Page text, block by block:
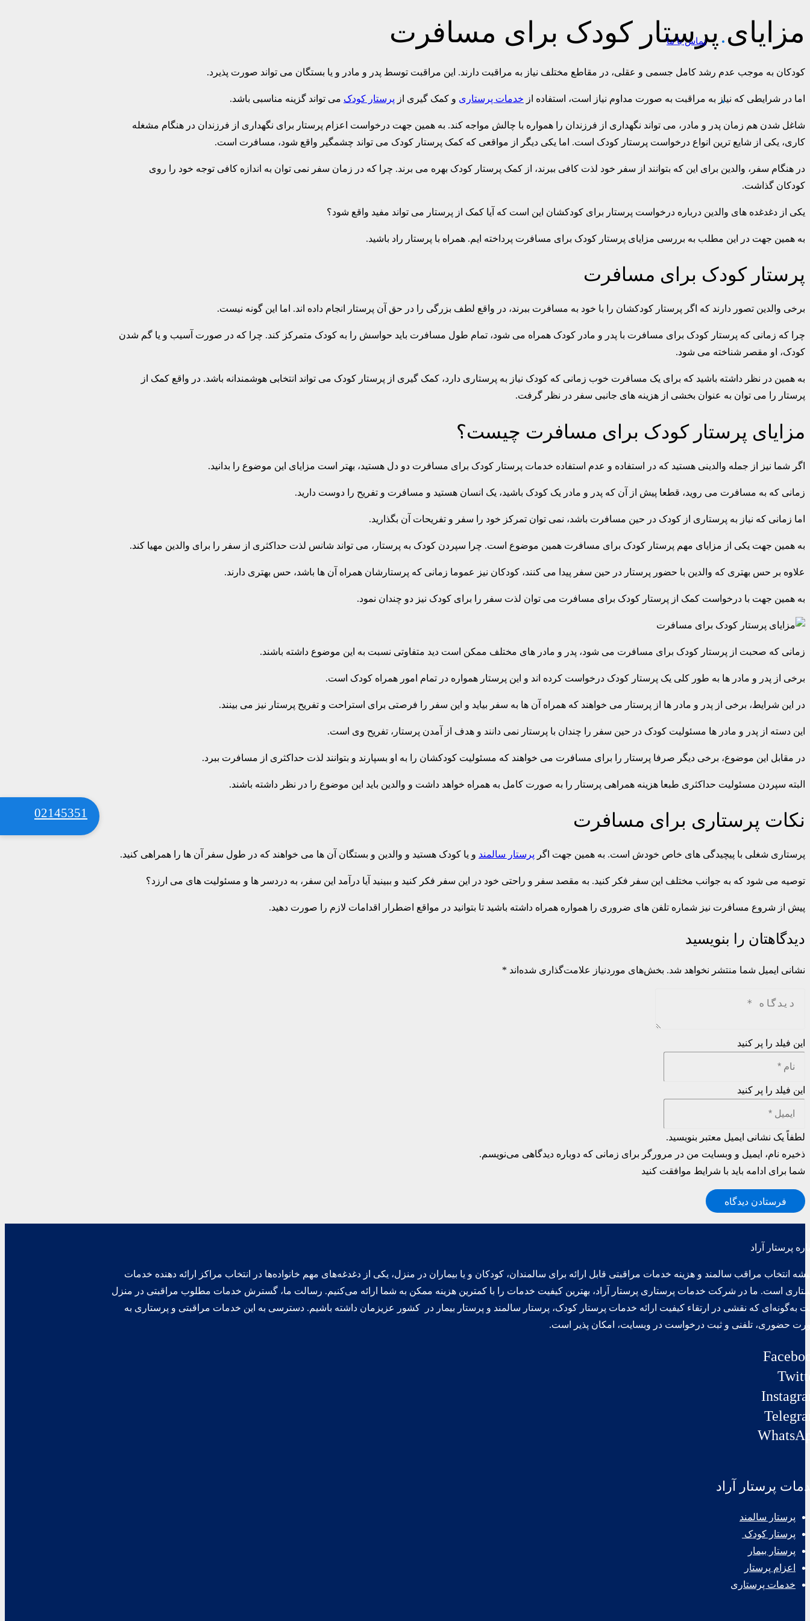
02145351
تماس با ما
مزایای پرستار کودک برای مسافرت
کودکان به موجب عدم رشد کامل جسمی و عقلی، در مقاطع مختلف نیاز به مراقبت دارند. این مراقبت توسط پدر و مادر و یا بستگان می تواند صورت پذیرد.
اما در شرایطی که نیاز به مراقبت به صورت مداوم نیاز است، استفاده از خدمات پرستاری و کمک گیری از پرستار کودک می تواند گزینه مناسبی باشد.
شاغل شدن هم زمان پدر و مادر، می تواند نگهداری از فرزندان را همواره با چالش مواجه کند. به همین جهت درخواست اعزام پرستار برای نگهداری از فرزندان در هنگام مشغله
کاری، یکی از شایع ترین انواع درخواست پرستار کودک است. اما یکی دیگر از مواقعی که کمک پرستار کودک می تواند چشمگیر واقع شود، مسافرت است.
در هنگام سفر، والدین برای این که بتوانند از سفر خود لذت کافی ببرند، از کمک پرستار کودک بهره می برند. چرا که در زمان سفر نمی توان به اندازه کافی توجه خود را روی
کودکان گذاشت.
یکی از دغدغده های والدین درباره درخواست پرستار برای کودکشان این است که آیا کمک از پرستار می تواند مفید واقع شود؟
به همین جهت در این مطلب به بررسی مزایای پرستار کودک برای مسافرت پرداخته ایم. همراه با پرستار راد باشید.
پرستار کودک برای مسافرت
برخی والدین تصور دارند که اگر پرستار کودکشان را با خود به مسافرت ببرند، در واقع لطف بزرگی را در حق آن پرستار انجام داده اند. اما این گونه نیست.
چرا که زمانی که پرستار کودک برای مسافرت با پدر و مادر کودک همراه می شود، تمام طول مسافرت باید حواسش را به کودک متمرکز کند. چرا که در صورت آسیب و یا گم شدن
کودک، او مقصر شناخته می شود.
به همین در نظر داشته باشید که برای یک مسافرت خوب زمانی که کودک نیاز به پرستاری دارد، کمک گیری از پرستار کودک می تواند انتخابی هوشمندانه باشد. در واقع کمک از
پرستار را می توان به عنوان بخشی از هزینه های جانبی سفر در نظر گرفت.
مزایای پرستار کودک برای مسافرت چیست؟
اگر شما نیز از جمله والدینی هستید که در استفاده و عدم استفاده خدمات پرستار کودک برای مسافرت دو دل هستید، بهتر است مزایای این موضوع را بدانید.
زمانی که به مسافرت می روید، قطعا پیش از آن که پدر و مادر یک کودک باشید، یک انسان هستید و مسافرت و تفریح را دوست دارید.
اما زمانی که نیاز به پرستاری از کودک در حین مسافرت باشد، نمی توان تمرکز خود را سفر و تفریحات آن بگذارید.
به همین جهت یکی از مزایای مهم پرستار کودک برای مسافرت همین موضوع است. چرا سپردن کودک به پرستار، می تواند شانس لذت حداکثری از سفر را برای والدین مهیا کند.
علاوه بر حس بهتری که والدین با حضور پرستار در حین سفر پیدا می کنند، کودکان نیز عموما زمانی که پرستارشان همراه آن ها باشد، حس بهتری دارند.
به همین جهت با درخواست کمک از پرستار کودک برای مسافرت می توان لذت سفر را برای کودک نیز دو چندان نمود.
زمانی که صحبت از پرستار کودک برای مسافرت می شود، پدر و مادر های مختلف ممکن است دید متفاوتی نسبت به این موضوع داشته باشند.
برخی از پدر و مادر ها به طور کلی یک پرستار کودک درخواست کرده اند و این پرستار همواره در تمام امور همراه کودک است.
در این شرایط، برخی از پدر و مادر ها از پرستار می خواهند که همراه آن ها به سفر بیاید و این سفر را فرصتی برای استراحت و تفریح پرستار نیز می بینند.
این دسته از پدر و مادر ها مسئولیت کودک در حین سفر را چندان با پرستار نمی دانند و هدف از آمدن پرستار، تفریح وی است.
در مقابل این موضوع، برخی دیگر صرفا پرستار را برای مسافرت می خواهند که مسئولیت کودکشان را به او بسپارند و بتوانند لذت حداکثری از مسافرت ببرد.
البته سپردن مسئولیت حداکثری طبعا هزینه همراهی پرستار را به صورت کامل به همراه خواهد داشت و والدین باید این موضوع را در نظر داشته باشند.
نکات پرستاری برای مسافرت
پرستاری شغلی با پیچیدگی های خاص خودش است. به همین جهت اگر پرستار سالمند و یا کودک هستید و والدین و بستگان آن ها می خواهند که در طول سفر آن ها را همراهی کنید.
توصیه می شود که به جوانب مختلف این سفر فکر کنید. به مقصد سفر و راحتی خود در این سفر فکر کنید و ببینید آیا درآمد این سفر، به دردسر ها و مسئولیت های می ارزد؟
پیش از شروع مسافرت نیز شماره تلفن های ضروری را همواره همراه داشته باشید تا بتوانید در مواقع اضطرار اقدامات لازم را صورت دهید.
دیدگاهتان را بنویسید
نشانی ایمیل شما منتشر نخواهد شد. بخش‌های موردنیاز علامت‌گذاری شده‌اند *
این فیلد را پر کنید
این فیلد را پر کنید
لطفاً یک نشانی ایمیل معتبر بنویسید.
ذخیره نام، ایمیل و وبسایت من در مرورگر برای زمانی که دوباره دیدگاهی می‌نویسم.
شما برای ادامه باید با شرایط موافقت کنید
فرستادن دیدگاه
پرستار آراد
انتخاب مراقب سالمند و هزینه خدمات مراقبتی قابل ارائه برای سالمندان، کودکان و یا بیماران در منزل، یکی از دغدغه‌های مهم خانواده‌ها در انتخاب مراکز ارائه دهنده خدمات
است. ما در شرکت خدمات پرستاری پرستار آراد، بهترین کیفیت خدمات را با کمترین هزینه ممکن به شما ارائه می‌کنیم. رسالت ما، گسترش خدمات مطلوب مراقبتی در منزل
به‌گونه‌ای که نقشی در ارتقاء کیفیت ارائه خدمات پرستار کودک، پرستار سالمند و پرستار بیمار در کشور عزیزمان داشته‌ باشیم. دسترسی به این خدمات مراقبتی و پرستاری به
حضوری، تلفنی و ثبت درخواست در وبسایت، امکان پذیر است.
پرستار آراد
پرستار سالمند
پرستار کودک
پرستار بیمار
اعزام پرستار
خدمات پرستاری